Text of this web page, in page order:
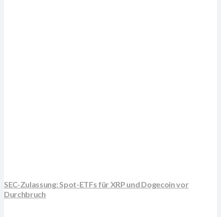
SEC-Zulassung: Spot-ETFs für XRP und Dogecoin vor
Durchbruch